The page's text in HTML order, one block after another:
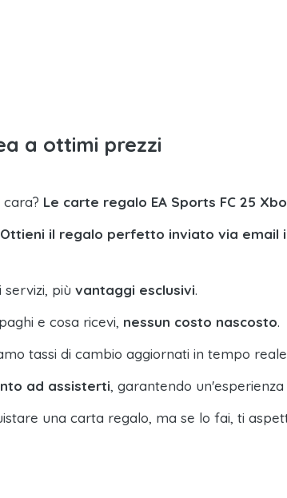
a ottimi prezzi
Le carte regalo EA Sports FC 25
Ottieni il regalo perfetto inviato via email
più vantaggi esclusivi.
e cosa ricevi, nessun costo nascosto.
tassi di cambio aggiornati in tempo
ad assisterti, garantendo
una carta regalo, ma se lo fai, ti